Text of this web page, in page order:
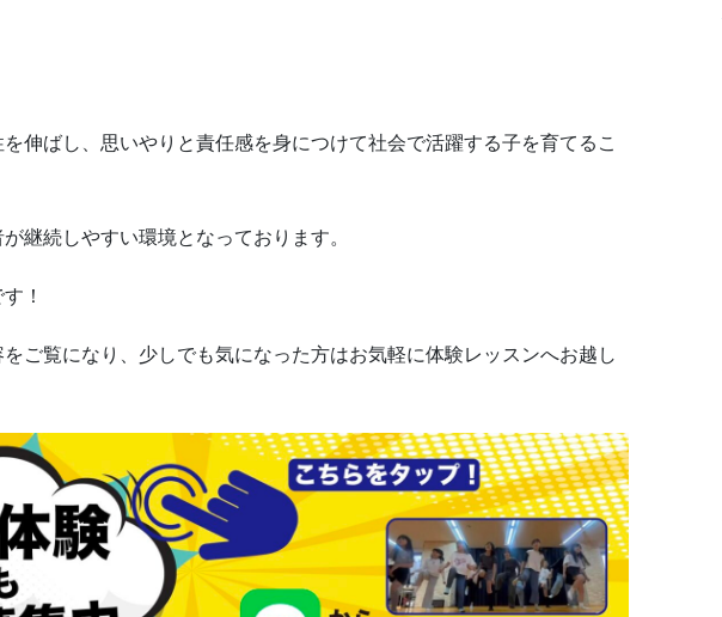
伸ばし、思いやりと責任感を身につけて社会で活躍する子を育てるこ
継続しやすい環境となっております。
！
ご覧になり、少しでも気になった方はお気軽に体験レッスンへお越し